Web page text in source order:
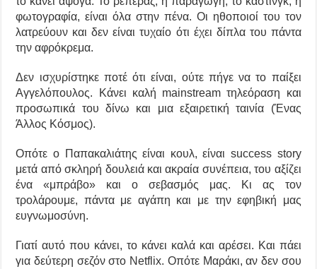
φωτογραφία, είναι όλα στην πένα. Οι ηθοποιοί του τον
λατρεύουν και δεν είναι τυχαίο ότι έχει δίπλα του πάντα
την αφρόκρεμα.
Δεν ισχυρίστηκε ποτέ ότι είναι, ούτε πήγε να το παίξει
Αγγελόπουλος. Κάνει καλή mainstream τηλεόραση και
προσωπικά του δίνω και μια εξαιρετική ταινία (Ένας
Άλλος Κόσμος).
Οπότε ο Παπακαλιάτης είναι κουλ, είναι success story
μετά από σκληρή δουλειά και ακραία συνέπεια, του αξίζει
ένα «μπράβο» και ο σεβασμός μας. Κι ας τον
τρολάρουμε, πάντα με αγάπη και με την εφηβική μας
ευγνωμοσύνη.
Γιατί αυτό που κάνει, το κάνει καλά και αρέσει. Και πάει
για δεύτερη σεζόν στο Netflix. Οπότε Μαράκι, αν δεν σου